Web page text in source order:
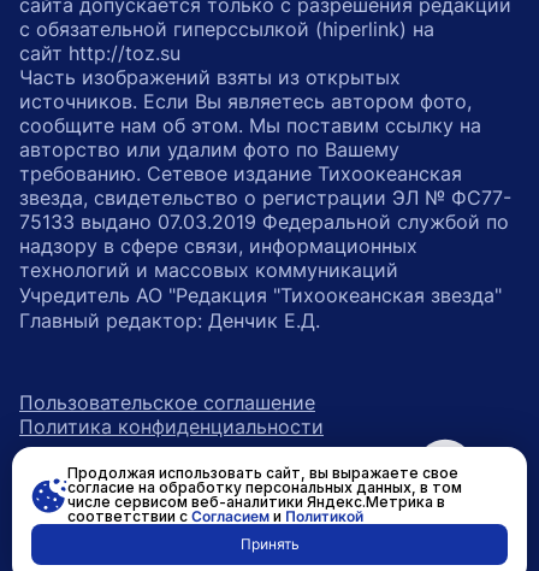
сайта допускается только с разрешения редакции
с обязательной гиперссылкой (hiperlink) на
сайт http://toz.su
Часть изображений взяты из открытых
источников. Если Вы являетесь автором фото,
сообщите нам об этом. Мы поставим ссылку на
авторство или удалим фото по Вашему
требованию. Сетевое издание Тихоокеанская
звезда, свидетельство о регистрации ЭЛ № ФС77-
75133 выдано 07.03.2019 Федеральной службой по
надзору в сфере связи, информационных
технологий и массовых коммуникаций
Учредитель АО "Редакция "Тихоокеанская звезда"
Главный редактор: Денчик Е.Д.
Пользовательское соглашение
Политика конфиденциальности
ссылка на главную
возрастное ограничение 16+
ссылка на страницу в Вконтакте
ссылка на страницу в
ссылка на канал в
Разработано в
Продолжая использовать сайт, вы выражаете свое
согласие на обработку персональных данных, в том
числе сервисом веб-аналитики Яндекс.Метрика в
соответствии с Согласиеми Политикой
Принять